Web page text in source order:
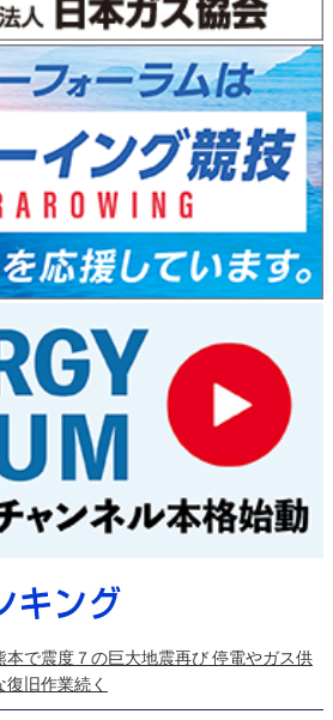
本で震度７の巨大地震再び 停電やガス供
旧作業続く